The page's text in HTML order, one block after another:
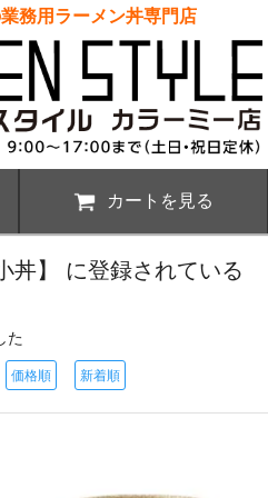
務用ラーメン丼専門店
カートを見る
丼】 に登録されている
た
価格順 新着順